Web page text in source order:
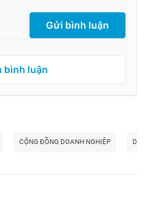
Gửi bình luận
bình luận
CỘNG ĐỒNG DOANH NGHIỆP DỊCH